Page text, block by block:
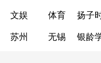
文娱 体育 扬子
苏州 无锡 银龄